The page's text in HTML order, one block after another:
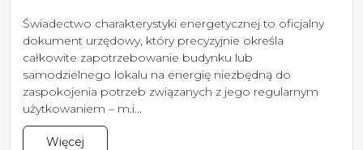
Świadectwo charakterystyki energetycznej to oficjalny
dokument urzędowy, który precyzyjnie określa
całkowite zapotrzebowanie budynku lub
samodzielnego lokalu na energię niezbędną do
zaspokojenia potrzeb związanych z jego regularnym
użytkowaniem – m.i...
Więcej